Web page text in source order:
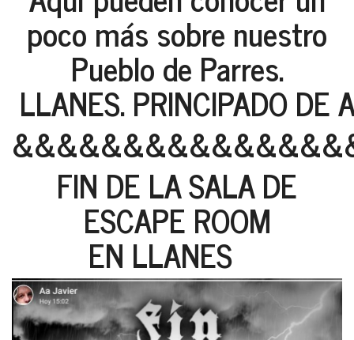
poco más sobre nuestro
Pueblo de Parres.
LLANES. PRINCIPADO DE
FIN DE LA SALA DE
ESCAPE ROOM
EN LLANES